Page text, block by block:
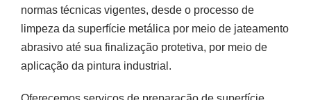
normas técnicas vigentes, desde o processo de
limpeza da superfície metálica por meio de jateamento
abrasivo até sua finalização protetiva, por meio de
aplicação da pintura industrial.